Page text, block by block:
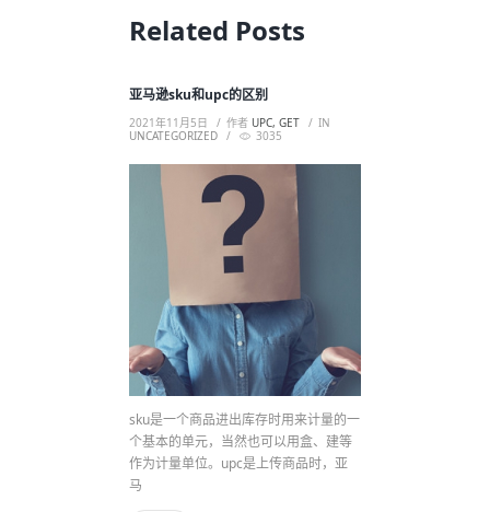
Related Posts
亚马逊sku和upc的区别
2021年11月5日 作者 UPC, GET
IN
UNCATEGORIZED
3035
sku是一个商品进出库存时用来计量的一
个基本的单元，当然也可以用盒、建等
作为计量单位。upc是上传商品时，亚
马